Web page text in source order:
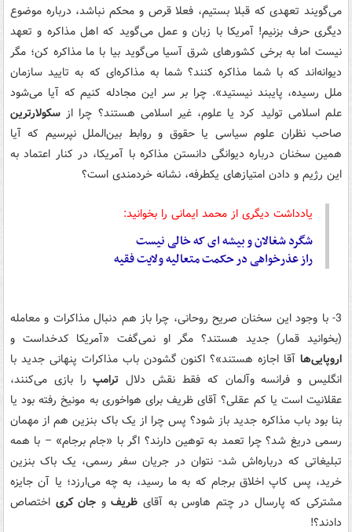
می‌گویند تعهدی که قبلا بستیم، فعلا قرص و محکم نباشد، درباره موضوع
دیگری حرف بزنیم! آمریکا با زبان و عمل می‌گوید که اهل مذاکره و تعهد
نیست اما به برخی کشورهای شرق آسیا می‌گوید بیا با ما مذاکره کن؛ مگر
دیوانه‌اند که با شما مذاکره کنند؟ شما به مذاکره‌ای که به تایید سازمان
ملل رسیده، پایبند نیستید». چرا بر سر این مجادله کنیم که آیا می‌شود
علم اسلامی تولید کرد یا علوم، غیر اسلامی هستند؟ چرا از سکولارترین
صاحب نظران علوم سیاسی یا حقوق و روابط بین‌الملل نپرسیم که آیا
همین سخنان درباره دیوانگی دانستن مذاکره با آمریکا، در کنار اعتماد به
این رژیم و دادن امتیازهای یکطرفه، نشانه خردمندی است؟
یادداشت دیگری از محمد ایمانی را بخوانید:
شگرد شغالان و بیشه ای که خالی نیست
راز عذرخواهی در حکمت متعالیه ولایت فقیه
3- با وجود این سخنان صریح روحانی، چرا باز هم دنبال مذاکرات و معامله
(بخوانید قمار) جدید هستند؟ مگر او نمی‌گفت «آمریکا کدخداست و
اروپایی‌ها آقا اجازه هستند»؟ اکنون گشودن باب مذاکرات پنهانی جدید با
انگلیس و فرانسه وآلمان که فقط نقش دلال ترامپ را بازی می‌کنند،
عقلانیت است یا کم عقلی؟ آقای ظریف برای هواخوری به مونیخ رفته بود یا
بنا بود باب مذاکره جدید باز شود؟ پس چرا از یک باک بنزین هم از مهمان
رسمی دریغ شد؟ چرا تعمد به توهین دارند؟ اگر با «جام برجام» – با همه
تبلیغاتی که درباره‌اش شد- نتوان در جریان سفر رسمی، یک باک بنزین
خرید، پس کاپ اخلاق برجام که به ما رسید، به چه می‌ارزد؛ یا آن جایزه
مشترکی که پارسال در چتم هاوس به آقای ظریفو جان کری اختصاص
دادند؟!